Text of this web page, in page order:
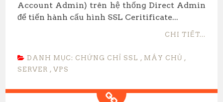
Account Admin) trên hệ thống Direct Admin
để tiến hành cấu hình SSL Ceritificate...
CHI TIẾT...
DANH MỤC: CHỨNG CHỈ SSL , MÁY CHỦ ,
SERVER ,VPS